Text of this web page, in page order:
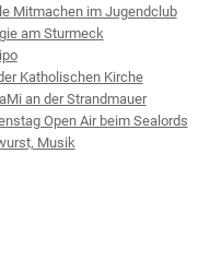
Mitmachen im Jugendclub
am Sturmeck
Katholischen Kirche
an der Strandmauer
Open Air beim Sealords
Musik